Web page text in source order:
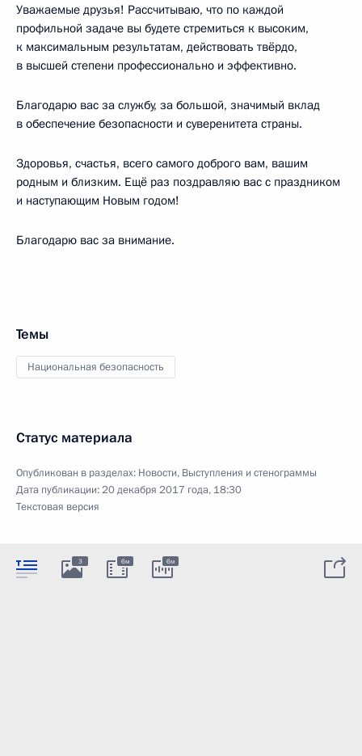
Уважаемые друзья! Рассчитываю, что по каждой
профильной задаче вы будете стремиться к высоким,
к максимальным результатам, действовать твёрдо,
в высшей степени профессионально и эффективно.
Благодарю вас за службу, за большой, значимый вклад
в обеспечение безопасности и суверенитета страны.
Здоровья, счастья, всего самого доброго вам, вашим
родным и близким. Ещё раз поздравляю вас с праздником
и наступающим Новым годом!
Благодарю вас за внимание.
Темы
Национальная безопасность
Статус материала
Опубликован в разделах: Новости, Выступления и стенограммы
Дата публикации:20 декабря 2017 года, 18:30
Текстовая версия
3 6м 6м